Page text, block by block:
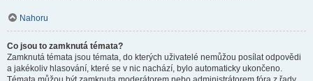
Nahoru
Co jsou to zamknutá témata?
Zamknutá témata jsou témata, do kterých uživatelé nemůžou posílat odpovědi
a jakékoliv hlasování, které se v nic nachází, bylo automaticky ukončeno.